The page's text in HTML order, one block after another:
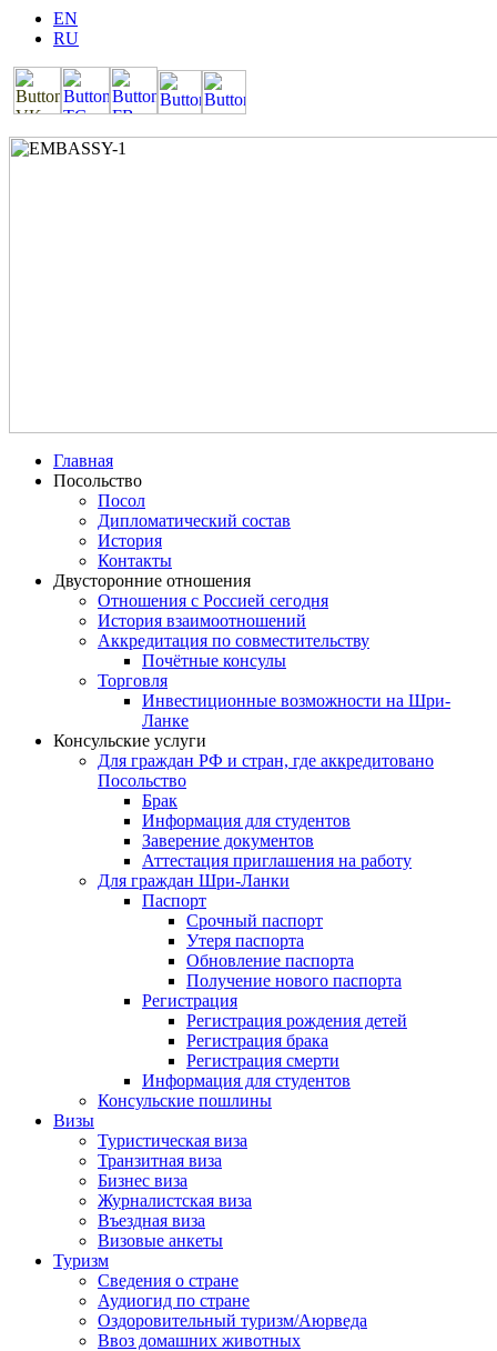
EN
RU
Главная
Посольство
Посол
Дипломатический состав
История
Контакты
Двусторонние отношения
Отношения с Россией сегодня
История взаимоотношений
Аккредитация по совместительству
Почётные консулы
Торговля
Инвестиционные возможности на Шри-
Ланке
Консульские услуги
Для граждан РФ и стран, где аккредитовано
Посольство
Брак
Информация для студентов
Заверение документов
Аттестация приглашения на работу
Для граждан Шри-Ланки
Паспорт
Срочный паспорт
Утеря паспорта
Обновление паспорта
Получение нового паспорта
Регистрация
Регистрация рождения детей
Регистрация брака
Регистрация смерти
Информация для студентов
Консульские пошлины
Визы
Туристическая виза
Транзитная виза
Бизнес виза
Журналистская виза
Въездная виза
Визовые анкеты
Туризм
Сведения о стране
Аудиогид по стране
Оздоровительный туризм/Аюрведа
Ввоз домашних животных